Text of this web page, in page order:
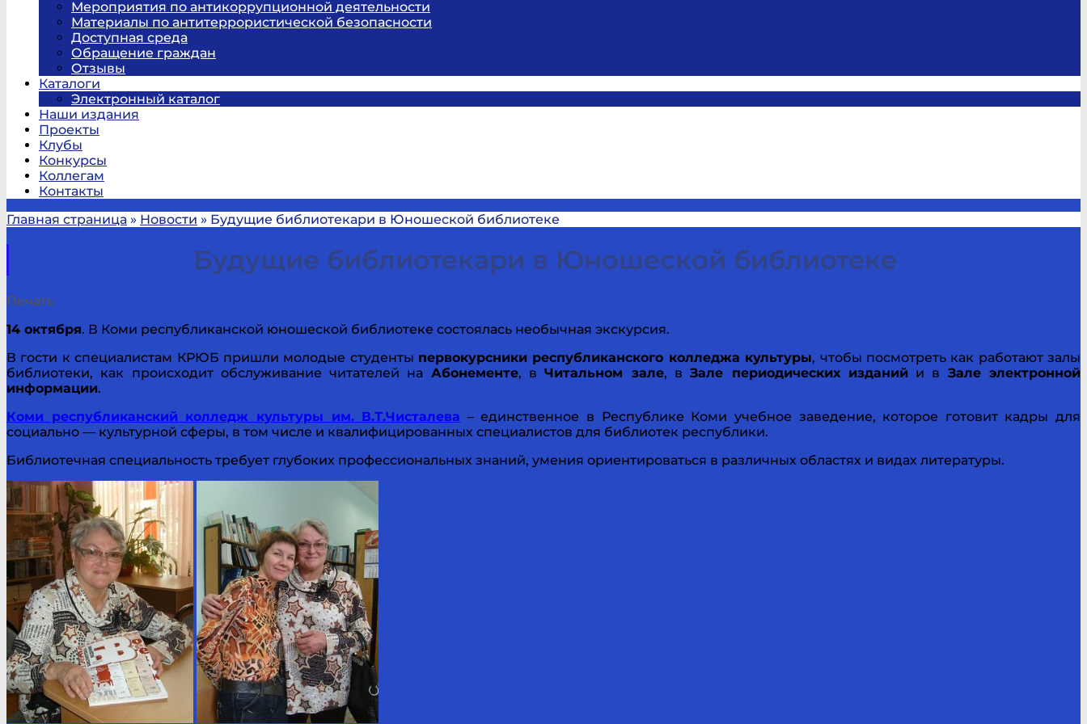
Мероприятия по антикоррупционной деятельности
Материалы по антитеррористической безопасности
Доступная среда
Обращение граждан
Отзывы
Каталоги
Электронный каталог
Наши издания
Проекты
Клубы
Конкурсы
Коллегам
Контакты
Главная страница » Новости » Будущие библиотекари в Юношеской библиотеке
Будущие библиотекари в Юношеской библиотеке
Печать
14 октября. В Коми республиканской юношеской библиотеке состоялась необычная экскурсия.
В гости к специалистам КРЮБ пришли молодые студенты первокурсники республиканского колледжа культуры, чтобы посмотреть как работают залы
библиотеки, как происходит обслуживание читателей на Абонементе, вЧитальном зале, вЗале периодических изданийи в Зале электронной
информации.
Коми республиканский колледж культуры им. В.Т.Чисталева – единственное в Республике Коми учебное заведение, которое готовит кадры для
социально — культурной сферы, в том числе и квалифицированных специалистов для библиотек республики.
Библиотечная специальность требует глубоких профессиональных знаний, умения ориентироваться в различных областях и видах литературы.